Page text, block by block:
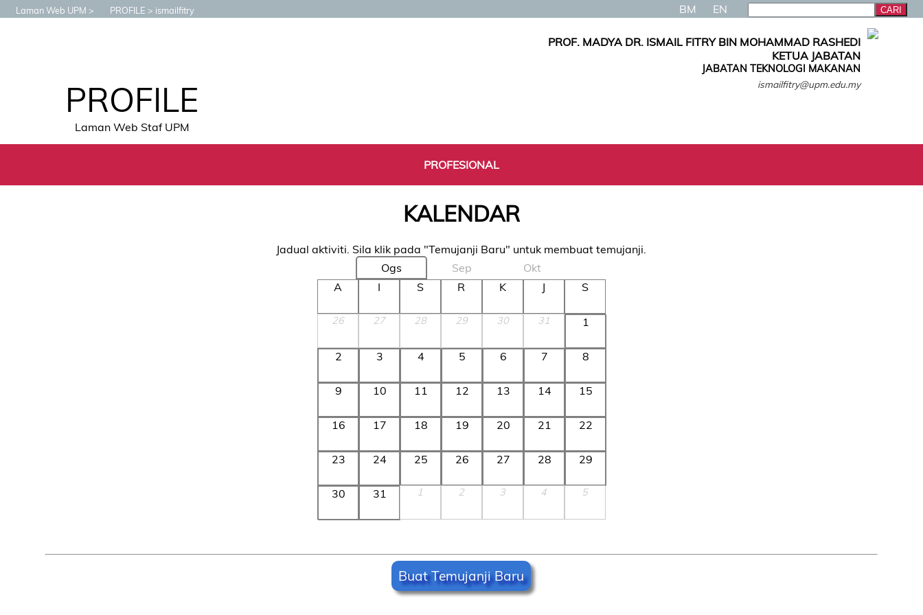
Laman Web UPM PROFILE ismailfitry BM EN
PROFILE
Laman Web Staf UPM
PROF. MADYA DR. ISMAIL FITRY BIN MOHAMMAD RASHEDI
KETUA JABATAN
JABATAN TEKNOLOGI MAKANAN
ismailfitry@upm.edu.my
PROFESIONAL
KALENDAR
Jadual aktiviti. Sila klik pada "Temujanji Baru" untuk membuat temujanji.
Ogs
Sep
Okt
A
I S R K J S
26 27 28 29 30 31 1
2 3 4 5 6 7 8
9 10 11 12 13 14 15
16 17 18 19 20 21 22
23 24 25 26 27 28 29
30 31 1 2 3 4 5
Buat Temujanji Baru